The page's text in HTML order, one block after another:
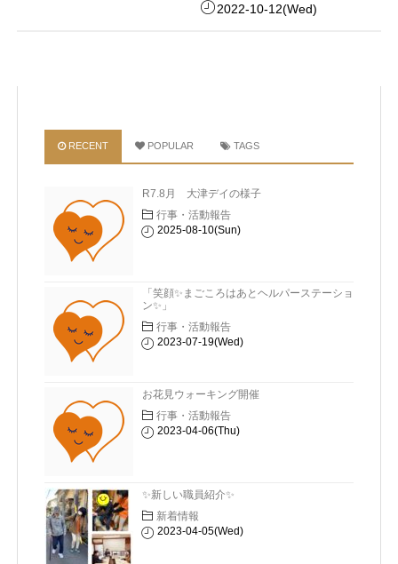
2022-10-12(Wed)
RECENT POPULAR TAGS
R7.8月 大津デイの様子
行事・活動報告
2025-08-10(Sun)
「笑顔✨まごころはあとヘルパーステーショ
ン✨」
行事・活動報告
2023-07-19(Wed)
お花見ウォーキング開催
行事・活動報告
2023-04-06(Thu)
✨新しい職員紹介✨
新着情報
2023-04-05(Wed)